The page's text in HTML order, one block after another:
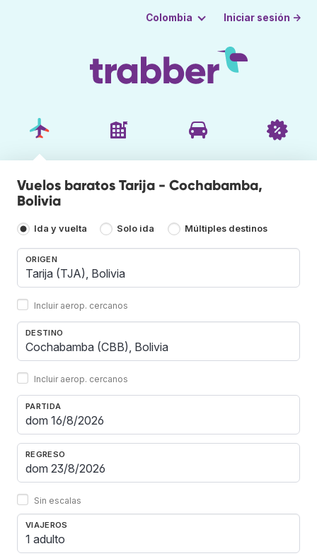
Colombia Iniciar sesión →
Vuelos baratos Tarija - Cochabamba,
Bolivia
Ida y vuelta Solo ida Múltiples destinos
ORIGEN
Incluir aerop. cercanos
DESTINO
Incluir aerop. cercanos
PARTIDA
REGRESO
Sin escalas
VIAJEROS
1 adulto